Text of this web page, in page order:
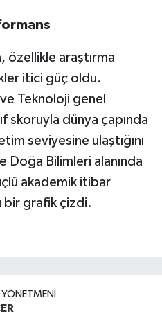
özellikle araştırma
itici güç oldu.
Teknoloji genel
skoruyla dünya çapında
seviyesine ulaştığını
Bilimleri alanında
akademik itibar
bir grafik çizdi.